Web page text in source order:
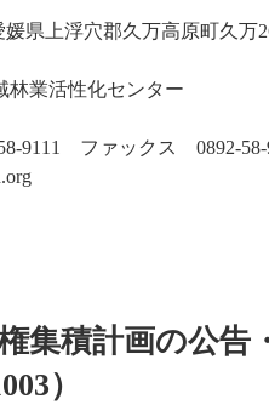
県上浮穴郡久万高原町久万
業活性化センター
9111 ファックス 0892-
集積計画の公告
）